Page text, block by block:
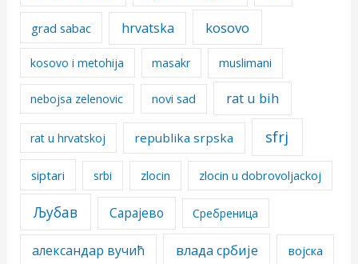
grad sabac hrvatska kosovo
kosovo i metohija masakr muslimani
nebojsa zelenovic novi sad rat u bih
rat u hrvatskoj republika srpska sfrj
siptari srbi zlocin zlocin u dobrovoljackoj
Љубав Сарајево Сребреница
александар вучић влада србије војска